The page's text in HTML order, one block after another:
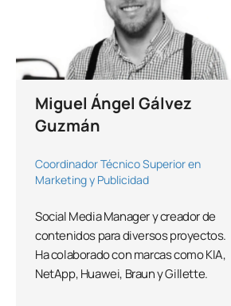
Miguel Ángel Gálvez
Guzmán
Coordinador Técnico Superior en
Marketing y Publicidad
Social Media Manager y creador de
contenidos para diversos proyectos.
Ha colaborado con marcas como KIA,
NetApp, Huawei, Braun y Gillette.